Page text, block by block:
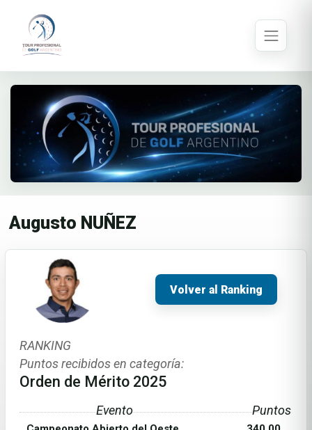
Augusto NUÑEZ
Volver al Ranking
RANKING
Puntos recibidos en categoría:
Orden de Mérito 2025
Evento Puntos